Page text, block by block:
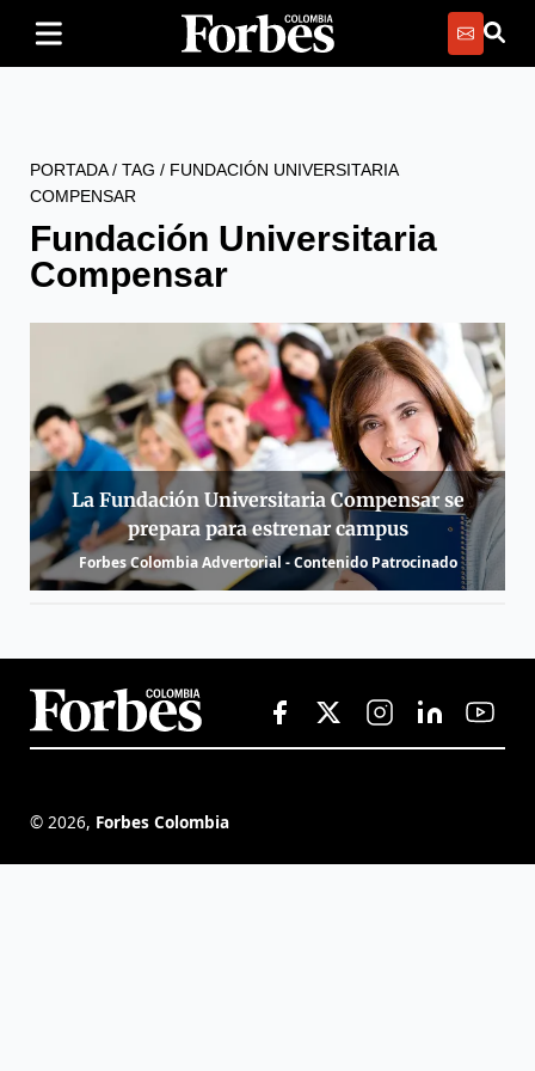
PORTADA/ TAG / FUNDACIÓN UNIVERSITARIA
COMPENSAR
Fundación Universitaria
Compensar
La Fundación Universitaria Compensar se
prepara para estrenar campus
Forbes Colombia Advertorial - Contenido Patrocinado
© 2026, Forbes Colombia